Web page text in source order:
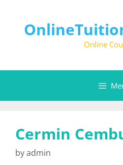
Online
Cermin
byadmin